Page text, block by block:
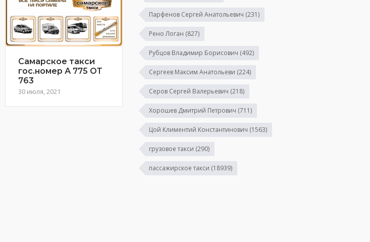
Самарское такси
гос.номер А 775 ОТ
763
30 июля, 2021
Парфенов Сергей Анатольевич (231)
Рено Логан (827)
Рубцов Владимир Борисович (492)
Сергеев Максим Анатольеви (224)
Серов Сергей Валерьевич (218)
Хорошев Дмитрий Петрович (711)
Цой Климентий Константинович (1563)
грузовое такси (290)
пассажирское такси (18939)